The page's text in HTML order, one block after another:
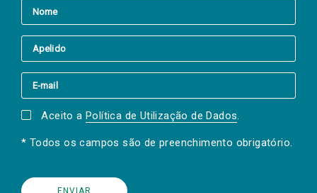
Aceito a Política de Utilização de Dados.
* Todos os campos são de preenchimento obrigatório.